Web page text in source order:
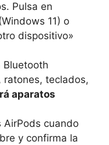
Pulsa en
11) o
dispositivo»
Bluetooth
ratones, teclados,
aparatos
AirPods cuando
y confirma la